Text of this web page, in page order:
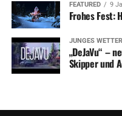
FEATURED 9
Frohes Fest:
JUNGES WETTER
„DeJaVu“ –
Skipper und